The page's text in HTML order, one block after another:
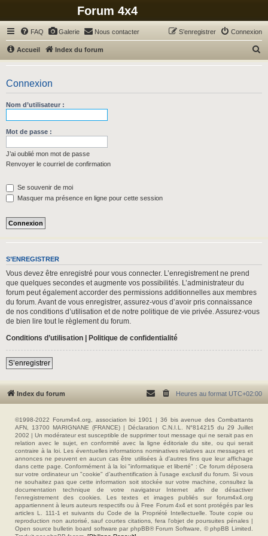
Forum 4x4
FAQ Galerie Nous contacter Connexion
S’enregistrer
Accueil Index du forum
h
Connexion
Nom d’utilisateur :
Mot de passe :
J’ai oublié mon mot de passe
Renvoyer le courriel de confirmation
Se souvenir de moi
Masquer ma présence en ligne pour cette session
S’ENREGISTRER
Vous devez être enregistré pour vous connecter. L’enregistrement ne prend
que quelques secondes et augmente vos possibilités. L’administrateur du
forum peut également accorder des permissions additionnelles aux membres
du forum. Avant de vous enregistrer, assurez-vous d’avoir pris connaissance
de nos conditions d’utilisation et de notre politique de vie privée. Assurez-vous
de bien lire tout le règlement du forum.
Conditions d’utilisation | Politique de confidentialité
S’enregistrer
Index du forum Heures au format UTC+02:00
©1998-2022 Forum4x4.org, association loi 1901 | 36 bis avenue des Combattants
AFN, 13700 MARIGNANE (FRANCE) | Déclaration C.N.I.L. N°814215 du 29 Juillet
2002 | Un modérateur est susceptible de supprimer tout message qui ne serait pas en
relation avec le sujet, en conformité avec la ligne éditoriale du site, ou qui serait
contraire à la loi. Les éventuelles informations nominatives relatives aux messages et
annonces ne peuvent en aucun cas être utilisées à d'autres fins que leur affichage
dans cette page. Conformément à la loi "informatique et liberté" : Ce forum déposera
sur votre ordinateur un "cookie" d’authentification à l'usage exclusif du forum. Si vous
ne souhaitez pas que cette information soit stockée sur votre machine, consultez la
documentation technique de votre navigateur Internet afin de désactiver
l'enregistrement des cookies. Les textes et images publiés sur forum4x4.org
appartiennent à leurs auteurs respectifs ou à Free Forum 4x4 et sont protégés par les
articles L. 111-1 et suivants du Code de la Propriété Intellectuelle. Toute copie ou
reproduction non autorisé, sauf courtes citations, fera l'objet de poursuites pénales |
Open source bulletin board software par phpBB® Forum Software, © phpBB Limited.